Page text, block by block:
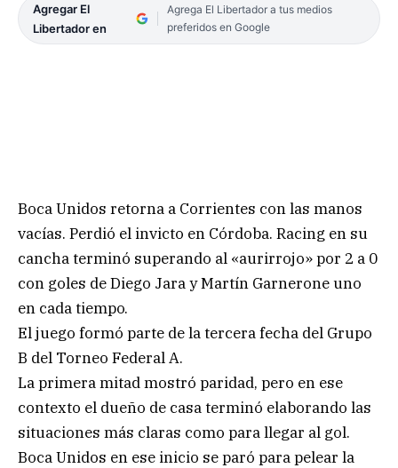
Agregar El
Libertador en
Agrega El Libertador a tus medios
preferidos en Google
Boca Unidos retorna a Corrientes con las manos
vacías. Perdió el invicto en Córdoba. Racing en su
cancha terminó superando al «aurirrojo» por 2 a 0
con goles de Diego Jara y Martín Garnerone uno
en cada tiempo.
El juego formó parte de la tercera fecha del Grupo
B del Torneo Federal A.
La primera mitad mostró paridad, pero en ese
contexto el dueño de casa terminó elaborando las
situaciones más claras como para llegar al gol.
Boca Unidos en ese inicio se paró para pelear la